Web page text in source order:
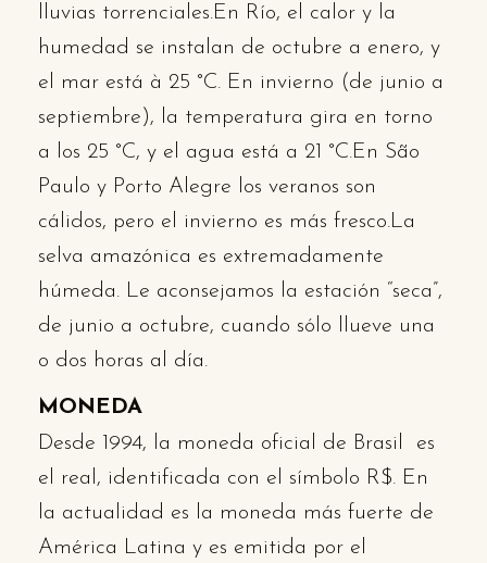
lluvias torrenciales.En Río, el calor y la
humedad se instalan de octubre a enero, y
el mar está à 25 °C. En invierno (de junio a
septiembre), la temperatura gira en torno
a los 25 °C, y el agua está a 21 °C.En São
Paulo y Porto Alegre los veranos son
cálidos, pero el invierno es más fresco.La
selva amazónica es extremadamente
húmeda. Le aconsejamos la estación “seca”,
de junio a octubre, cuando sólo llueve una
o dos horas al día.
MONEDA
Desde 1994, la moneda oficial de Brasil es
el real, identificada con el símbolo R$. En
la actualidad es la moneda más fuerte de
América Latina y es emitida por el